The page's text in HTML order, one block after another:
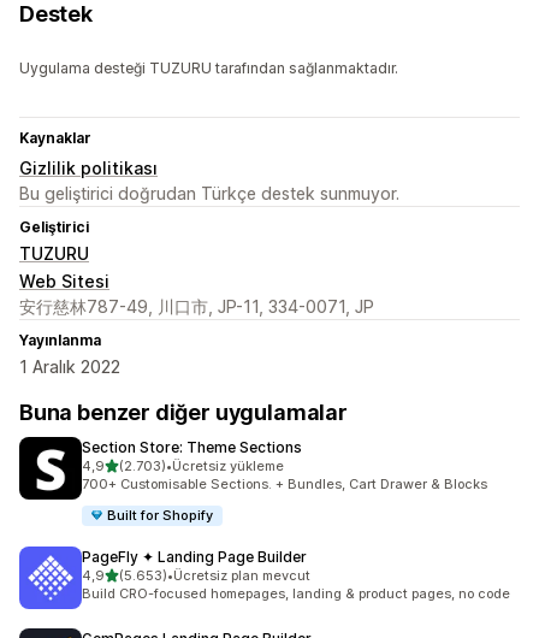
Destek
Uygulama desteği TUZURU tarafından sağlanmaktadır.
Kaynaklar
Gizlilik politikası
Bu geliştirici doğrudan Türkçe destek sunmuyor.
Geliştirici
TUZURU
Web Sitesi
安行慈林787-49, 川口市, JP-11, 334-0071, JP
Yayınlanma
1 Aralık 2022
Buna benzer diğer uygulamalar
Section Store: Theme Sections
4,95 yıldız üzerinden
(2.703)
toplam 2703 değerlendirme
•Ücretsiz yükleme
700+ Customisable Sections. + Bundles, Cart Drawer & Blocks
Built for Shopify
PageFly ✦ Landing Page Builder
4,95 yıldız üzerinden
(5.653)
toplam 5653 değerlendirme
•Ücretsiz plan mevcut
Build CRO-focused homepages, landing & product pages, no code